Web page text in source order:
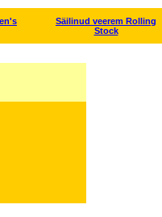
Säilinud veerem Rolling
Stock